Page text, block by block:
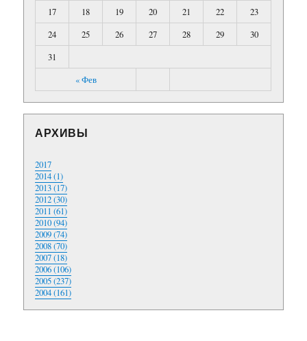
« Фев
17
18 19 20 21 22
23
24
25 26 27 28 29
30
31
АРХИВЫ
2017
2014 (1)
2013 (17)
2012 (30)
2011 (61)
2010 (94)
2009 (74)
2008 (70)
2007 (18)
2006 (106)
2005 (237)
2004 (161)